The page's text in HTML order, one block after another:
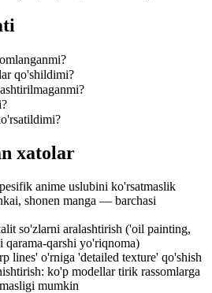
qo'shildimi?
xatolar
anime uslubini ko'rsatmaslik
shonen manga — barchasi
so'zlarni aralashtirish ('oil painting,
qarshi yo'riqnoma)
lines' o'rniga 'detailed texture' qo'shish
ko'p modellar tirik rassomlarga
mumkin